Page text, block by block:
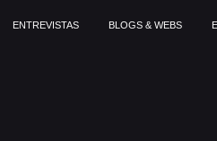
ENTREVISTAS BLOGS & WEBS